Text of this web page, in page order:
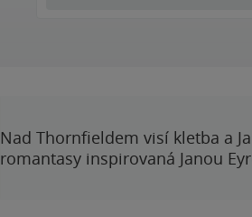
Nad Thornfieldem visí kletba a
romantasy inspirovaná Janou